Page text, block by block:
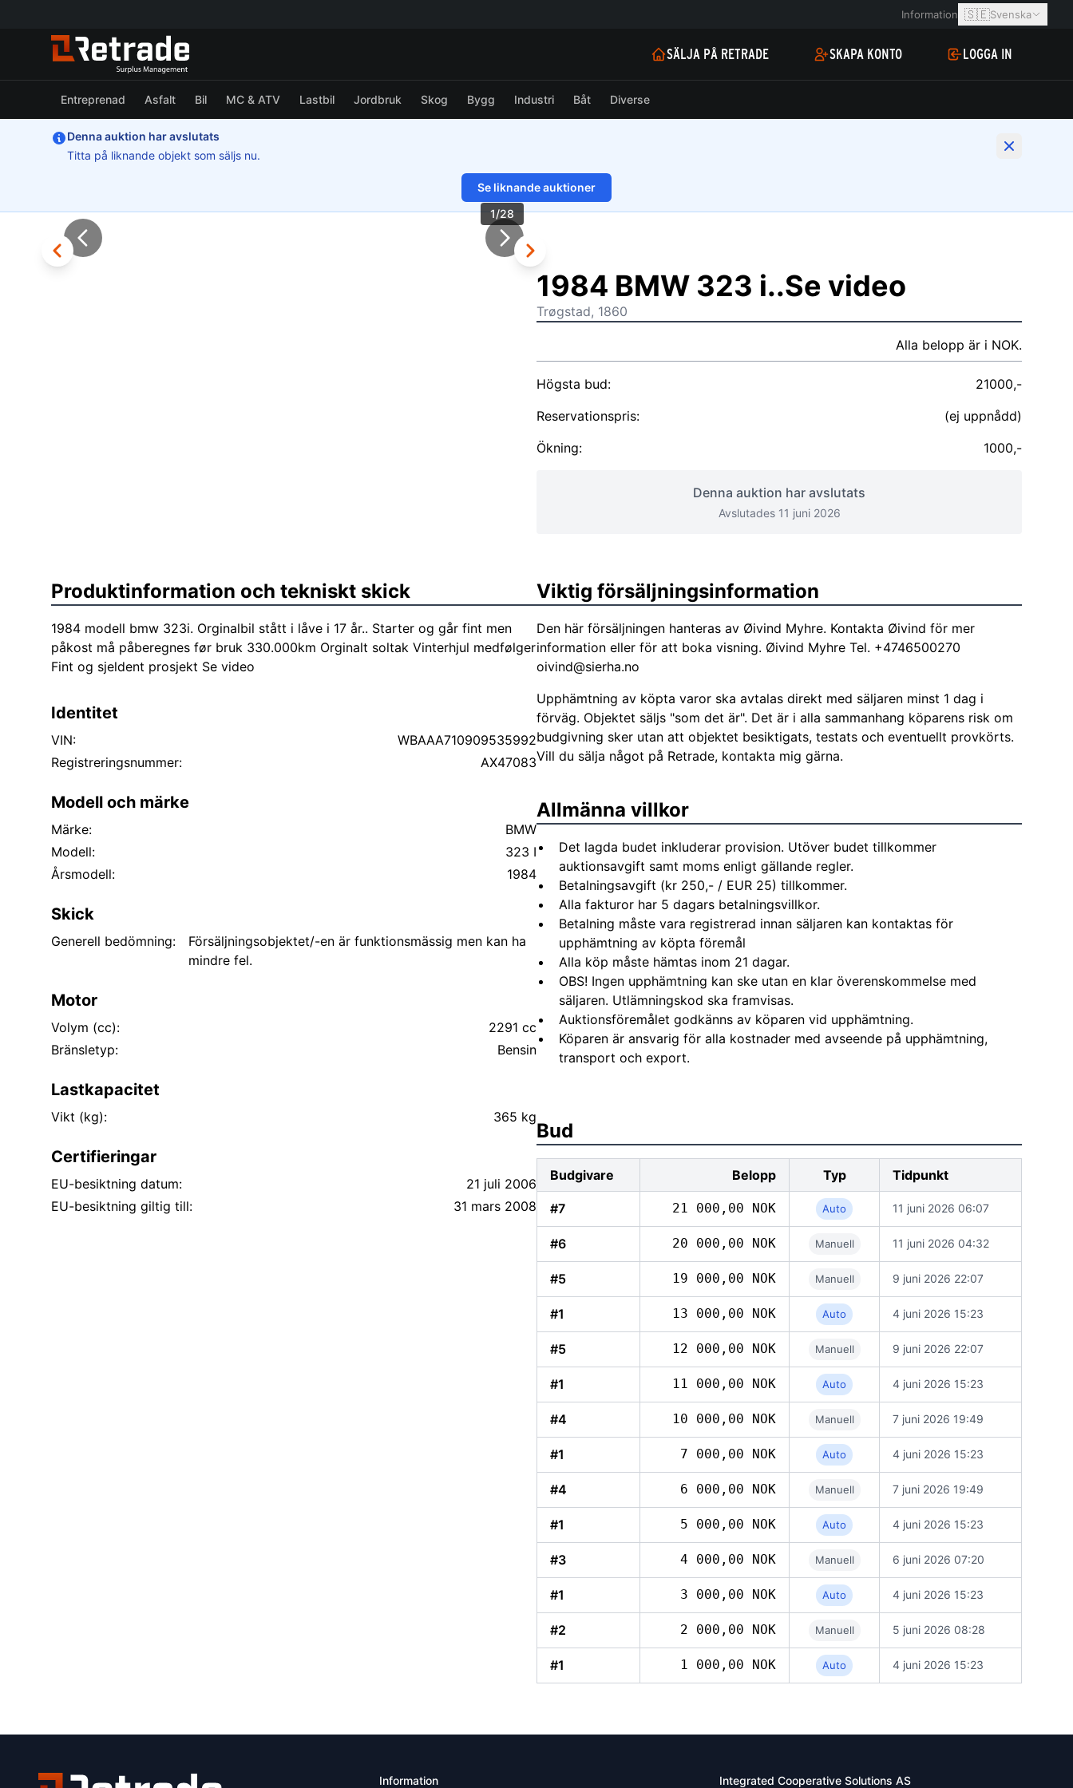
Information 🇸🇪Svenska
SÄLJA PÅ RETRADE SKAPA KONTO LOGGA IN
Entreprenad Asfalt Bil MC & ATV Lastbil Jordbruk Skog Bygg Industri Båt Diverse
Denna auktion har avslutats
Titta på liknande objekt som säljs nu.
Se liknande auktioner
1/28
1984 BMW 323 i..Se video
Trøgstad, 1860
Alla belopp är i NOK.
Högsta bud:
21000,-
Reservationspris:
(ej uppnådd)
Ökning:
1000,-
Denna auktion har avslutats
Avslutades 11 juni 2026
Produktinformation och tekniskt skick
1984 modell bmw 323i. Orginalbil stått i låve i 17 år.. Starter og går fint men
påkost må påberegnes før bruk 330.000km Orginalt soltak Vinterhjul medfølger
Fint og sjeldent prosjekt Se video
Identitet
VIN:
WBAAA710909535992
Registreringsnummer:
AX47083
Modell och märke
Märke:
BMW
Modell:
323 I
Årsmodell:
1984
Skick
Generell bedömning:
Försäljningsobjektet/-en är funktionsmässig men kan ha
mindre fel.
Motor
Volym (cc):
2291 cc
Bränsletyp:
Bensin
Lastkapacitet
Vikt (kg): 365 kg
Certifieringar
EU-besiktning datum:
21 juli 2006
EU-besiktning giltig till:
31 mars 2008
Viktig försäljningsinformation
Den här försäljningen hanteras av Øivind Myhre. Kontakta Øivind för mer
information eller för att boka visning. Øivind Myhre Tel. +4746500270
oivind@sierha.no
Upphämtning av köpta varor ska avtalas direkt med säljaren minst 1 dag i
förväg. Objektet säljs "som det är". Det är i alla sammanhang köparens risk om
budgivning sker utan att objektet besiktigats, testats och eventuellt provkörts.
Vill du sälja något på Retrade, kontakta mig gärna.
Allmänna villkor
Det lagda budet inkluderar provision. Utöver budet tillkommer
auktionsavgift samt moms enligt gällande regler.
Betalningsavgift (kr 250,- / EUR 25) tillkommer.
Alla fakturor har 5 dagars betalningsvillkor.
Betalning måste vara registrerad innan säljaren kan kontaktas för
upphämtning av köpta föremål
Alla köp måste hämtas inom 21 dagar.
OBS! Ingen upphämtning kan ske utan en klar överenskommelse med
säljaren. Utlämningskod ska framvisas.
Auktionsföremålet godkänns av köparen vid upphämtning.
Köparen är ansvarig för alla kostnader med avseende på upphämtning,
transport och export.
Bud
Budgivare Belopp Typ Tidpunkt
#7 21 000,00 NOK Auto 11 juni 2026 06:07
#6 20 000,00 NOK Manuell 11 juni 2026 04:32
#5 19 000,00 NOK Manuell 9 juni 2026 22:07
#1 13 000,00 NOK Auto 4 juni 2026 15:23
#5 12 000,00 NOK Manuell 9 juni 2026 22:07
#1 11 000,00 NOK Auto 4 juni 2026 15:23
#4 10 000,00 NOK Manuell 7 juni 2026 19:49
#1 7 000,00 NOK Auto 4 juni 2026 15:23
#4 6 000,00 NOK Manuell 7 juni 2026 19:49
#1 5 000,00 NOK Auto 4 juni 2026 15:23
#3 4 000,00 NOK Manuell 6 juni 2026 07:20
#1 3 000,00 NOK Auto 4 juni 2026 15:23
#2 2 000,00 NOK Manuell 5 juni 2026 08:28
#1 1 000,00 NOK Auto 4 juni 2026 15:23
Information Integrated Cooperative Solutions AS